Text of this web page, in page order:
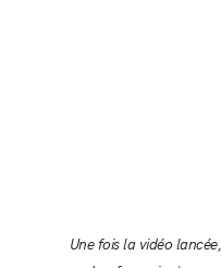
Une fois la vidéo